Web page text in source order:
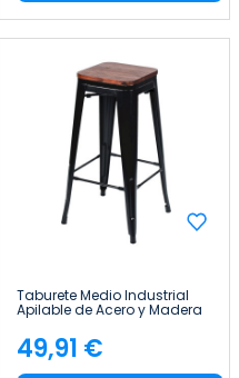
Taburete Medio Industrial
Apilable de Acero y Madera
43x43x76cm Thinia Home
Precio
49,91 €